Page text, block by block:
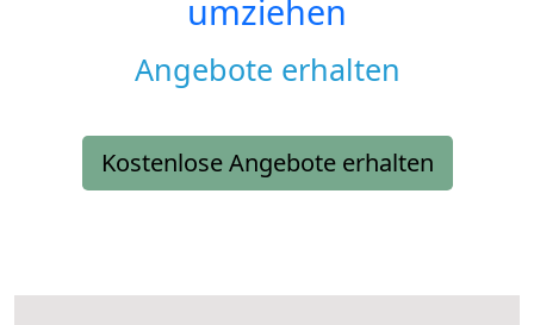
umziehen
Angebote erhalten
Kostenlose Angebote erhalten